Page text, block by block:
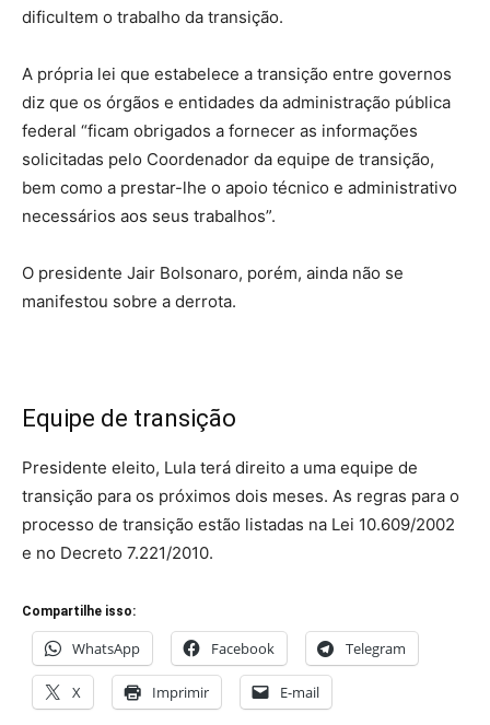
dificultem o trabalho da transição.
A própria lei que estabelece a transição entre governos
diz que os órgãos e entidades da administração pública
federal “ficam obrigados a fornecer as informações
solicitadas pelo Coordenador da equipe de transição,
bem como a prestar-lhe o apoio técnico e administrativo
necessários aos seus trabalhos”.
O presidente Jair Bolsonaro, porém, ainda não se
manifestou sobre a derrota.
Equipe de transição
Presidente eleito, Lula terá direito a uma equipe de
transição para os próximos dois meses. As regras para o
processo de transição estão listadas na Lei 10.609/2002
e no Decreto 7.221/2010.
Compartilhe isso:
WhatsApp Facebook Telegram
X Imprimir E-mail